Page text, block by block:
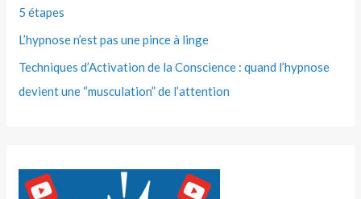
5 étapes
L’hypnose n’est pas une pince à linge
Techniques d’Activation de la Conscience : quand l’hypnose
devient une “musculation” de l’attention